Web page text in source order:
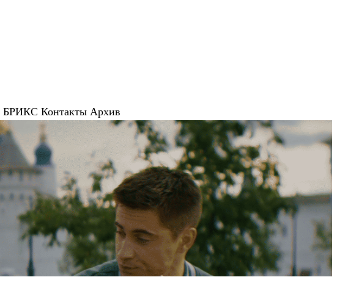
БРИКС Контакты Архив